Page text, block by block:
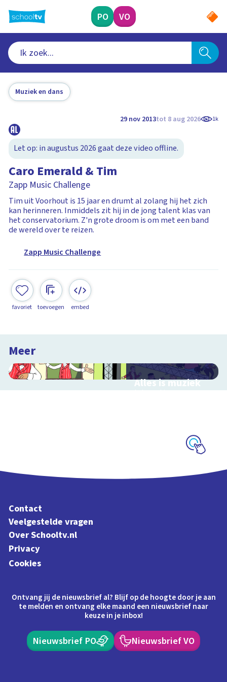
naar
hoofdinhoud
PO VO
Muziek en dans
29 nov 2013tot 8 aug 2026 1k
Let op: in augustus 2026 gaat deze video offline.
Caro Emerald & Tim
Zapp Music Challenge
Tim uit Voorhout is 15 jaar en drumt al zolang hij het zich
kan herinneren. Inmiddels zit hij in de jong talent klas van
het conservatorium. Z'n grote droom is om met een band
de wereld over te reizen.
Zapp Music Challenge
favoriet toevoegen embed
Meer
Alles is muziek
Interactieve
Contact
Veelgestelde vragen
Over Schooltv.nl
Privacy
Cookies
Ontvang jij de nieuwsbrief al? Blijf op de hoogte door je aan
te melden en ontvang elke maand een nieuwsbrief naar
keuze in je inbox!
Nieuwsbrief PO Nieuwsbrief VO